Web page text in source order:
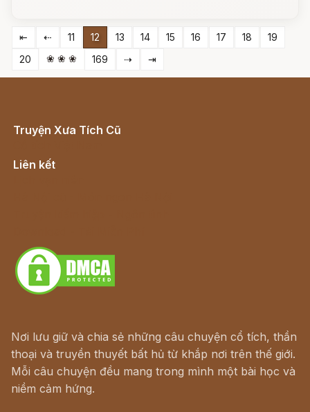
⇤ ⇠ 11 12 13 14 15 16 17 18
19
20
❀ ❀ ❀ 169 ⇢ ⇥
Truyện Xưa Tích Cũ
Liên kết
Nơi lưu giữ và chia sẻ những câu chuyện cổ tích, thần
thoại và truyền thuyết bất hủ từ khắp nơi trên thế giới.
Mỗi câu chuyện đều mang trong mình một bài học và
niềm cảm hứng.